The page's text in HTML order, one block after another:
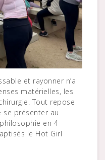
et rayonner n’a
matérielles, les
Tout repose
présenter au
en 4
le Hot Girl